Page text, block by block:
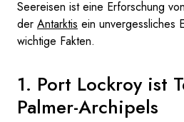
Seereisen ist eine Erforschung
der Antarktis ein unvergessliches
wichtige Fakten.
1. Port Lockroy ist
Palmer-Archipels